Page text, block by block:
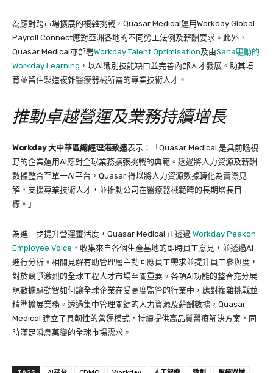
為應對跨市場擴展的複雜挑戰，Quasar Medical運用Workday Global
Payroll Connect應對亞洲各地的不同勞工法例及薪酬要求。此外，
Quasar Medical亦部署Workday Talent Optimisation及由Sana驅動的
Workday Learning ，以AI識別技能缺口並完善內部人才發展。助其培
育並留住製造複雜醫療器械所需的專業技術人才。
推動卓越營運及業務持續增長
Workday大中華區總經理湛致遠表示：「Quasar Medical 是具前瞻視
野的企業運用AI應對全球業務擴張挑戰的典範。透過將人力資源及薪酬
數據整合至單一AI平台，Quasar 得以將人力資源數據轉化為實際見
解，支援專業技術人才，並推動公司在醫療器械範疇的長期增長目
標。」
為進一步提升營運靈活度，Quasar Medical 正透過 Workday Peakon
Employee Voice ，收集來自各個生產基地的即時員工意見，並透過AI
進行分析。相關見解有助管理層主動回應員工需求並提升員工參與度，
對於競爭激烈的全球工程人才市場至關重要。各項AI功能的整合充分展
現數據驅動智如何讓全球企業在受高度監管的行業中，應對複雜挑戰並
精準擴展業務。透過集中管理關鍵的人力資源及薪酬數據，Quasar
Medical 建立了具韌性的營運模式，持續提供高品質醫療解決方案，同
時滿足瞬息萬變的全球市場需求。